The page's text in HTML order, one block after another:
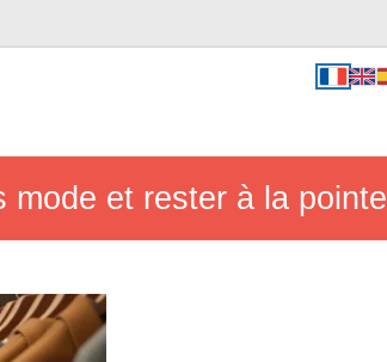
mode et rester à la pointe